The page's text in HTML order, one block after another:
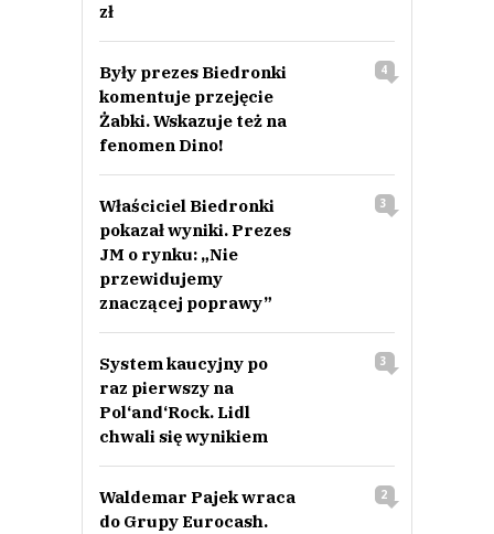
zł
Były prezes Biedronki
komentuje przejęcie
Żabki. Wskazuje też na
fenomen Dino!
4
Właściciel Biedronki
pokazał wyniki. Prezes
JM o rynku: „Nie
przewidujemy
znaczącej poprawy”
3
System kaucyjny po
raz pierwszy na
Pol‘and‘Rock. Lidl
chwali się wynikiem
3
Waldemar Pajek wraca
do Grupy Eurocash.
2